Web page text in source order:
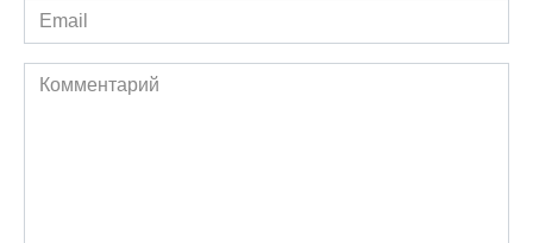
Email
*
Комментарий